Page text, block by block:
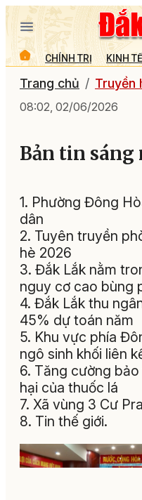
CHÍNH TRỊ KINH TẾ
Trang chủ Truyền
08:02, 02/06/2026
Bản tin sáng
1. Phường Đông
dân
2. Tuyên truyền
hè 2026
3. Đắk Lắk nằm
nguy cơ cao bùng
4. Đắk Lắk thu
45% dự toán năm
5. Khu vực phía
ngô sinh khối liên
6. Tăng cường
hại của thuốc lá
7. Xã vùng 3 Cư
8. Tin thế giới.